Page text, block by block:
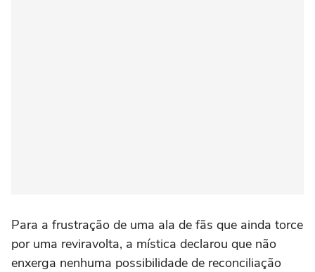
Para a frustração de uma ala de fãs que ainda torce
por uma reviravolta, a mística declarou que não
enxerga nenhuma possibilidade de reconciliação